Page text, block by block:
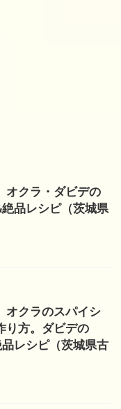
オクラ・ダビデの
品レシピ（茨城県
オクラのスパイシ
り方。ダビデの
レシピ（茨城県古